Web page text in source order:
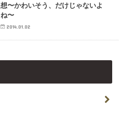
想〜かわいそう、だけじゃないよ
ね〜
2014.01.02